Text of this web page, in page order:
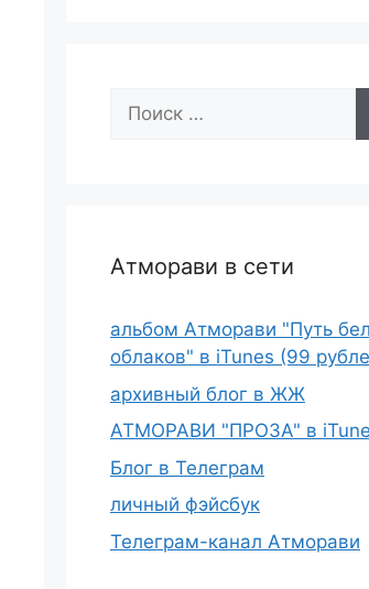
Поиск:
Атморави в сети
альбом Атморави "Путь
облаков" в iTunes (99
архивный блог в ЖЖ
АТМОРАВИ "ПРОЗА" в
Блог в Телеграм
личный фэйсбук
Телеграм-канал Атморави